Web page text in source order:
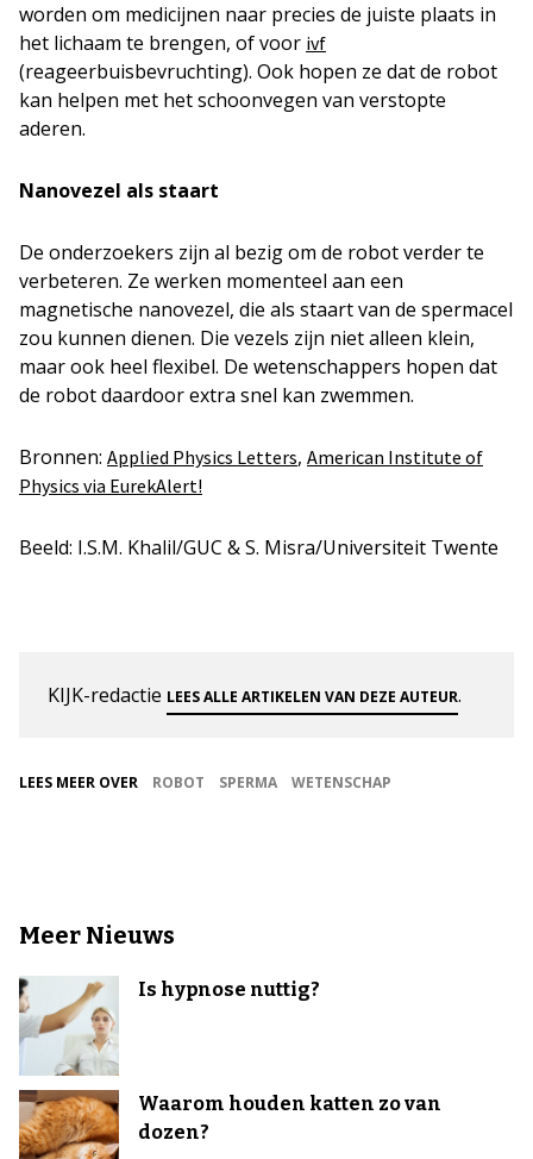
worden om medicijnen naar precies de juiste plaats in
het lichaam te brengen, of voor ivf
(reageerbuisbevruchting). Ook hopen ze dat de robot
kan helpen met het schoonvegen van verstopte
aderen.
Nanovezel als staart
De onderzoekers zijn al bezig om de robot verder te
verbeteren. Ze werken momenteel aan een
magnetische nanovezel, die als staart van de spermacel
zou kunnen dienen. Die vezels zijn niet alleen klein,
maar ook heel flexibel. De wetenschappers hopen dat
de robot daardoor extra snel kan zwemmen.
Bronnen: Applied Physics Letters, American Institute of
Physics via EurekAlert!
Beeld: I.S.M. Khalil/GUC & S. Misra/Universiteit Twente
KIJK-redactie LEES ALLE ARTIKELEN VAN DEZE AUTEUR.
LEES MEER OVER ROBOT SPERMA WETENSCHAP
Meer Nieuws
Is hypnose nuttig?
Waarom houden katten zo van
dozen?